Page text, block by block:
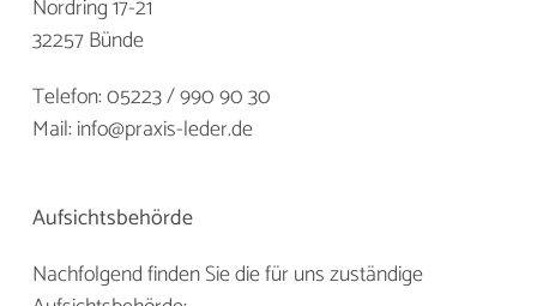
Nordring 17-21
32257 Bünde
Telefon: 05223 / 990 90 30
Mail: info@praxis-leder.de
Aufsichtsbehörde
Nachfolgend finden Sie die für uns zuständige